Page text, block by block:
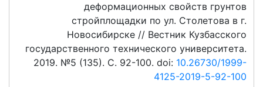
деформационных свойств грунтов
стройплощадки по ул. Столетова в г.
Новосибирске // Вестник Кузбасского
государственного технического университета.
2019. №5 (135). C. 92-100. doi: 10.26730/1999-
4125-2019-5-92-100